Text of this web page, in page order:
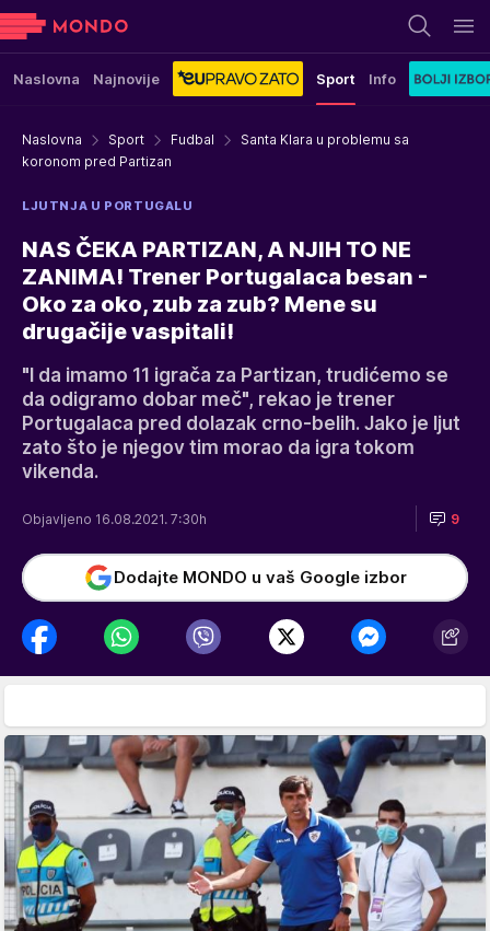
Naslovna Najnovije Sport Info
Naslovna Sport Fudbal
Santa Klara u problemu sa
koronom pred Partizan
LJUTNJA U PORTUGALU
NAS ČEKA PARTIZAN, A NJIH TO NE
ZANIMA! Trener Portugalaca besan -
Oko za oko, zub za zub? Mene su
drugačije vaspitali!
"I da imamo 11 igrača za Partizan, trudićemo se
da odigramo dobar meč", rekao je trener
Portugalaca pred dolazak crno-belih. Jako je ljut
zato što je njegov tim morao da igra tokom
vikenda.
Objavljeno 16.08.2021. 7:30h 9
Dodajte MONDO u vaš Google izbor